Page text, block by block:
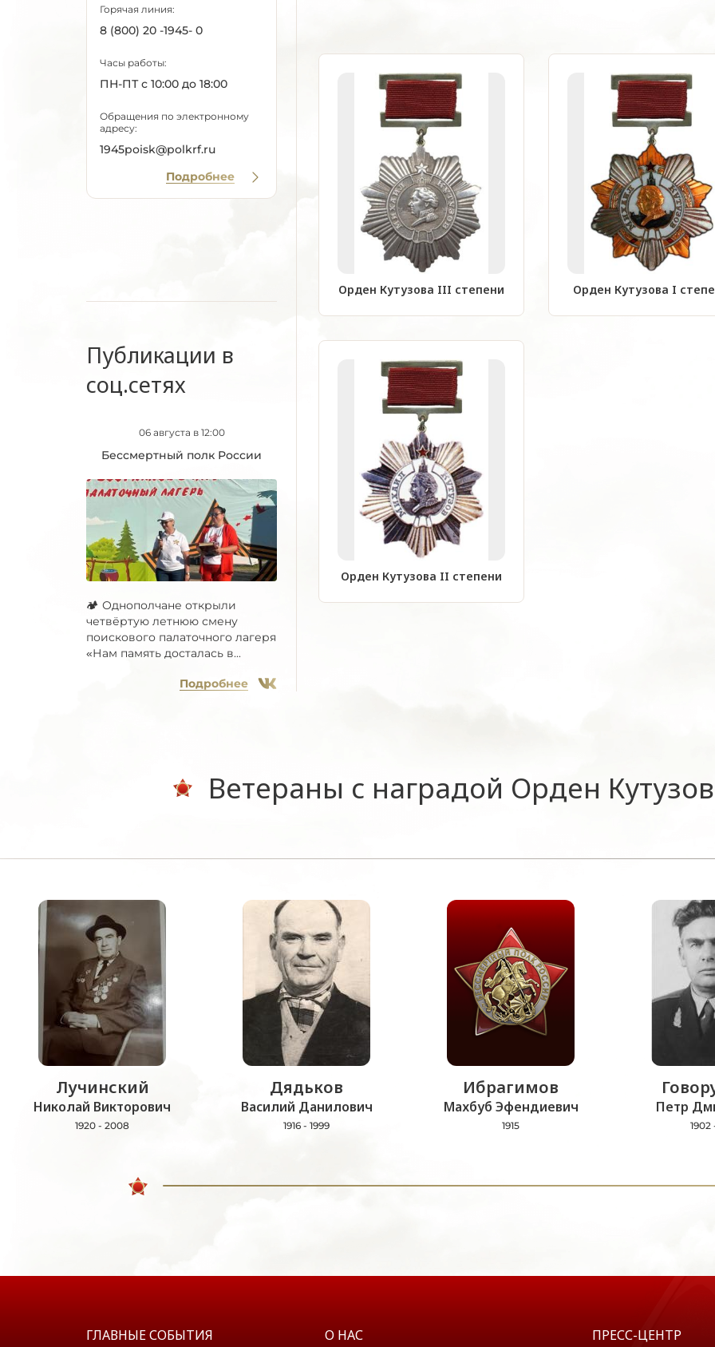
Горячая линия:
8 (800) 20 -1945- 0
Часы работы:
ПН-ПТ с 10:00 до 18:00
Обращения по электронному
адресу:
1945poisk@polkrf.ru
Подробнее
Публикации в
соц.сетях
06 августа в 12:00
Бессмертный полк России
🏕 Однополчане открыли
четвёртую летнюю смену
поискового палаточного лагеря
«Нам память досталась в...
Подробнее
Орден Кутузова III степени
Орден Кутузова II степени
Орден Кутузова I
Ветераны с наградой Орден
Лучинский
Николай Викторович
1920 - 2008
Дядьков
Василий Данилович
1916 - 1999
Ибрагимов
Махбуб Эфендиевич
1915
Петр
1902
ГЛАВНЫЕ СОБЫТИЯ О НАС ПРЕСС-ЦЕНТР